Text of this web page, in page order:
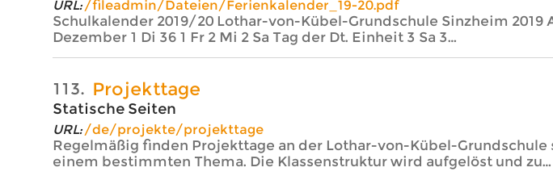
URL: /fileadmin/Dateien/Ferienkalender_19-20.pdf
Schulkalender 2019/20 Lothar-von-Kübel-Grundschule Sinzheim 2019
Dezember 1 Di 36 1 Fr 2 Mi 2 Sa Tag der Dt. Einheit 3 Sa 3…
113. Projekttage
Statische Seiten
URL: /de/projekte/projekttage
Regelmäßig finden Projekttage an der Lothar-von-Kübel-
einem bestimmten Thema. Die Klassenstruktur wird aufgelöst und zu…